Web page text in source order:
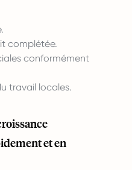
complétée.
conformément
travail locales.
et en